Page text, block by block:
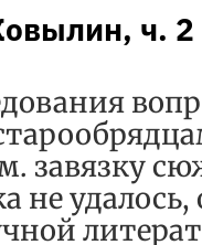
ч. 2
завязку
не удалось,